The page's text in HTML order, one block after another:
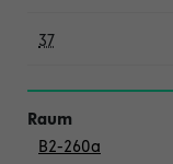
37
B2-260a